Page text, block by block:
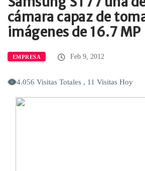
Home
Economía y Negocios
cámara capaz de
imágenes de 16.7 MP
EMPRESA Feb 9, 2012
4.056 Visitas Totales , 11 Visitas Hoy